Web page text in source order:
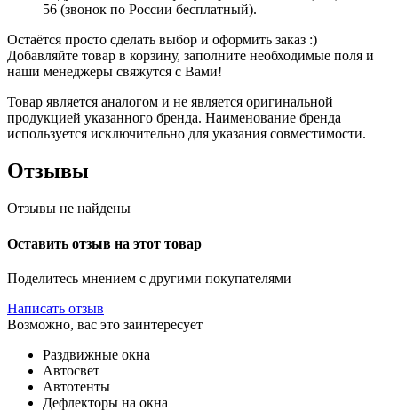
56 (звонок по России бесплатный).
Остаётся просто сделать выбор и оформить заказ :)
Добавляйте товар в корзину, заполните необходимые поля и
наши менеджеры свяжутся с Вами!
Товар является аналогом и не является оригинальной
продукцией указанного бренда. Наименование бренда
используется исключительно для указания совместимости.
Отзывы
Отзывы не найдены
Оставить отзыв на этот товар
Поделитесь мнением с другими покупателями
Написать отзыв
Возможно, вас это заинтересует
Раздвижные окна
Автосвет
Автотенты
Дефлекторы на окна